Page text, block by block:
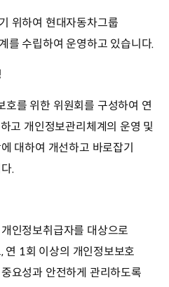
위하여 현대자동차그룹
를 수립하여 운영하고 있습니다.
호를 위한 위원회를 구성하여 연
고 개인정보관리체계의 운영 및
대하여 개선하고 바로잡기
.
인정보취급자를 대상으로
연 1회 이상의 개인정보보호
요성과 안전하게 관리하도록